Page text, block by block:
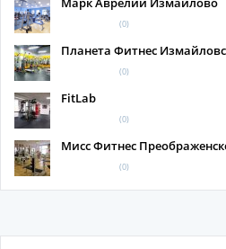
(0)
Планета Фитнес
(0)
FitLab
(0)
Мисс Фитнес
(0)